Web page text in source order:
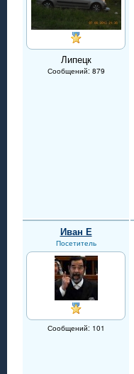
Липецк
Сообщений: 879
Иван Е
Посетитель
Сообщений: 101